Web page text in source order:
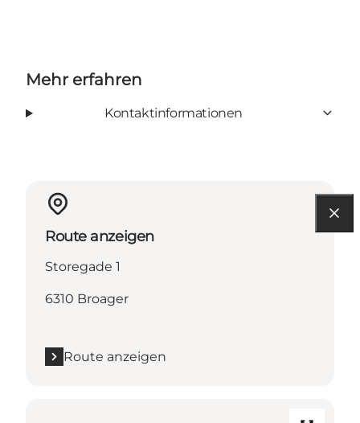
Mehr erfahren
Kontaktinformationen
Route anzeigen
Storegade 1
6310 Broager
Route anzeigen